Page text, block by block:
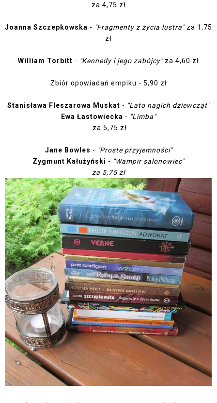
za 4,75 zł
Joanna Szczepkowska - "Fragmenty z życia lustra"za 1,75
zł
William Torbitt - "Kennedy i jego zabójcy"za 4,60 zł
Zbiór opowiadań empiku - 5,90 zł
Stanisława Fleszarowa Muskat - "Lato nagich dziewcząt"
Ewa Łastowiecka - "Limba"
za 5,75 zł
Jane Bowles - "Proste przyjemności"
Zygmunt Kałużyński - "Wampir salonowiec"
za 5,75 zł